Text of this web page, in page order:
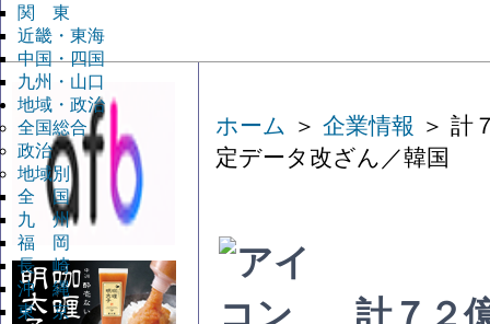
関 東
近畿・東海
中国・四国
九州・山口
地域・政治
全国総合
政治
地域別
全 国
九 州
福 岡
長 崎
沖 縄
東 京
ホーム ＞ 企業情報 ＞ 計
定データ改ざん／韓国
計７２